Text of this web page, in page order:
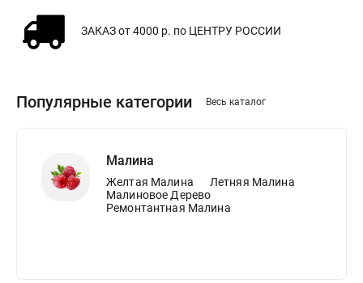
ЗАКАЗ от 4000 р. по ЦЕНТРУ РОССИИ
Популярные категории Весь каталог
Малина
Желтая Малина
Летняя Малина
Малиновое Дерево
Ремонтантная Малина